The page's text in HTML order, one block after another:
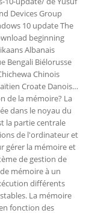
Devices Group
10 update The
beginning
Albanais
Bengali Biélorusse
Chinois
Croate Danois…
de la mémoire? La
dans le noyau du
la partie centrale
de l'ordinateur et
gérer la mémoire et
de gestion de
mémoire à un
différents
La mémoire
fonction des